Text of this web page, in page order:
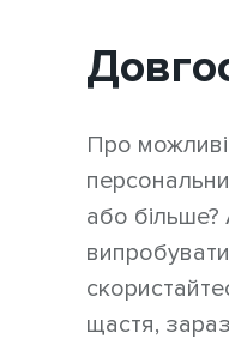
Про
або
щастя,